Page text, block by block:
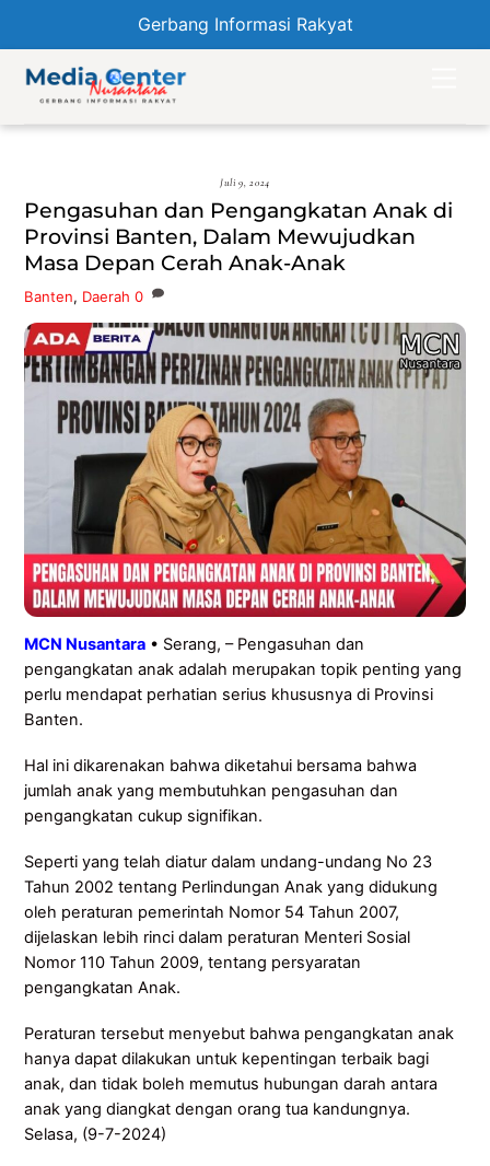
Gerbang Informasi Rakyat
content
Juli 9, 2024
Pengasuhan dan Pengangkatan Anak di
Provinsi Banten, Dalam Mewujudkan
Masa Depan Cerah Anak-Anak
Banten, Daerah 0
MCN Nusantara • Serang, – Pengasuhan dan
pengangkatan anak adalah merupakan topik penting yang
perlu mendapat perhatian serius khususnya di Provinsi
Banten.
Hal ini dikarenakan bahwa diketahui bersama bahwa
jumlah anak yang membutuhkan pengasuhan dan
pengangkatan cukup signifikan.
Seperti yang telah diatur dalam undang-undang No 23
Tahun 2002 tentang Perlindungan Anak yang didukung
oleh peraturan pemerintah Nomor 54 Tahun 2007,
dijelaskan lebih rinci dalam peraturan Menteri Sosial
Nomor 110 Tahun 2009, tentang persyaratan
pengangkatan Anak.
Peraturan tersebut menyebut bahwa pengangkatan anak
hanya dapat dilakukan untuk kepentingan terbaik bagi
anak, dan tidak boleh memutus hubungan darah antara
anak yang diangkat dengan orang tua kandungnya.
Selasa, (9-7-2024)